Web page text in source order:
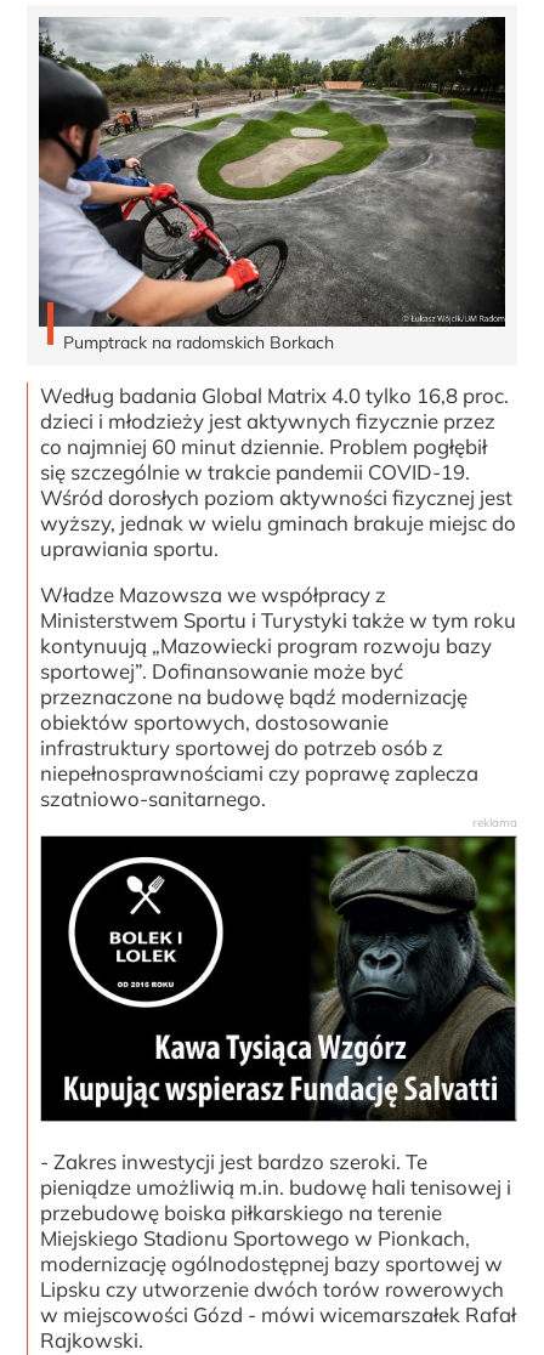
Pumptrack na radomskich Borkach
Według badania Global Matrix 4.0 tylko 16,8 proc.
dzieci i młodzieży jest aktywnych fizycznie przez
co najmniej 60 minut dziennie. Problem pogłębił
się szczególnie w trakcie pandemii COVID-19.
Wśród dorosłych poziom aktywności fizycznej jest
wyższy, jednak w wielu gminach brakuje miejsc do
uprawiania sportu.
Władze Mazowsza we współpracy z
Ministerstwem Sportu i Turystyki także w tym roku
kontynuują „Mazowiecki program rozwoju bazy
sportowej”. Dofinansowanie może być
przeznaczone na budowę bądź modernizację
obiektów sportowych, dostosowanie
infrastruktury sportowej do potrzeb osób z
niepełnosprawnościami czy poprawę zaplecza
szatniowo-sanitarnego.
- Zakres inwestycji jest bardzo szeroki. Te
pieniądze umożliwią m.in. budowę hali tenisowej i
przebudowę boiska piłkarskiego na terenie
Miejskiego Stadionu Sportowego w Pionkach,
modernizację ogólnodostępnej bazy sportowej w
Lipsku czy utworzenie dwóch torów rowerowych
w miejscowości Gózd - mówi wicemarszałek Rafał
Rajkowski.